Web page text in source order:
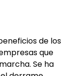
de los
que
Se ha